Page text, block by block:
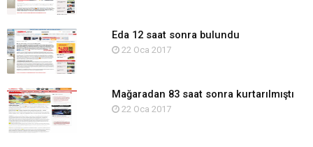
Eda 12 saat sonra bulundu
22 Oca 2017
Mağaradan 83 saat sonra kurtarılmıştı
22 Oca 2017